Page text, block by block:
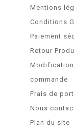
Mentions
Conditions
Paiement
Retour
commande
Frais de
Nous
Plan du site